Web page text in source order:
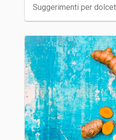
Suggerimenti per